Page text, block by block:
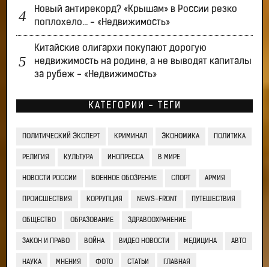
Новый антирекорд? «Крышам» в России резко
поплохело… - «Недвижимость»
Китайские олигархи покупают дорогую
недвижимость на родине, а не выводят капиталы
за рубеж - «Недвижимость»
КАТЕГОРИИ - ТЕГИ
ПОЛИТИЧЕСКИЙ ЭКСПЕРТ КРИМИНАЛ ЭКОНОМИКА ПОЛИТИКА
РЕЛИГИЯ КУЛЬТУРА ИНОПРЕССА В МИРЕ
НОВОСТИ РОССИИ ВОЕННОЕ ОБОЗРЕНИЕ СПОРТ АРМИЯ
ПРОИСШЕСТВИЯ КОРРУПЦИЯ NEWS-FRONT ПУТЕШЕСТВИЯ
ОБЩЕСТВО ОБРАЗОВАНИЕ ЗДРАВООХРАНЕНИЕ
ЗАКОН И ПРАВО ВОЙНА ВИДЕО НОВОСТИ МЕДИЦИНА АВТО
НАУКА МНЕНИЯ ФОТО СТАТЬИ ГЛАВНАЯ